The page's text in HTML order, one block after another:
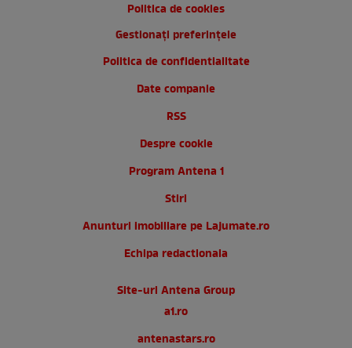
Politica de cookies
Gestionați preferințele
Politica de confidentialitate
Date companie
RSS
Despre cookie
Program Antena 1
Stiri
Anunturi imobiliare pe Lajumate.ro
Echipa redactionala
Site-uri Antena Group
a1.ro
antenastars.ro